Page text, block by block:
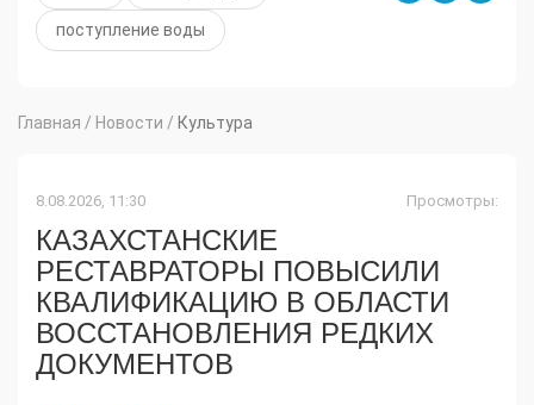
поступление воды
Главная / Новости / Культура
8.08.2026, 11:30 Просмотры:
КАЗАХСТАНСКИЕ
РЕСТАВРАТОРЫ ПОВЫСИЛИ
КВАЛИФИКАЦИЮ В ОБЛАСТИ
ВОССТАНОВЛЕНИЯ РЕДКИХ
ДОКУМЕНТОВ